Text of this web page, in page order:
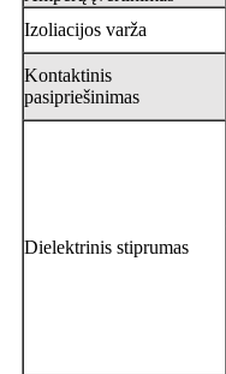
Izoliacijos varža
Kontaktinis
pasipriešinimas
Dielektrinis stiprumas